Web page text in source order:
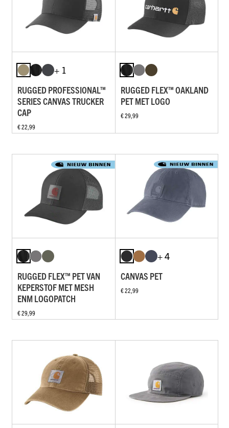
+ 1
RUGGED PROFESSIONAL™
SERIES CANVAS TRUCKER
CAP
€ 22,99
RUGGED FLEX™ OAKLAND
PET MET LOGO
€ 29,99
RUGGED FLEX™ PET VAN
KEPERSTOF MET MESH
ENM LOGOPATCH
€ 29,99
+ 4
CANVAS PET
€ 22,99